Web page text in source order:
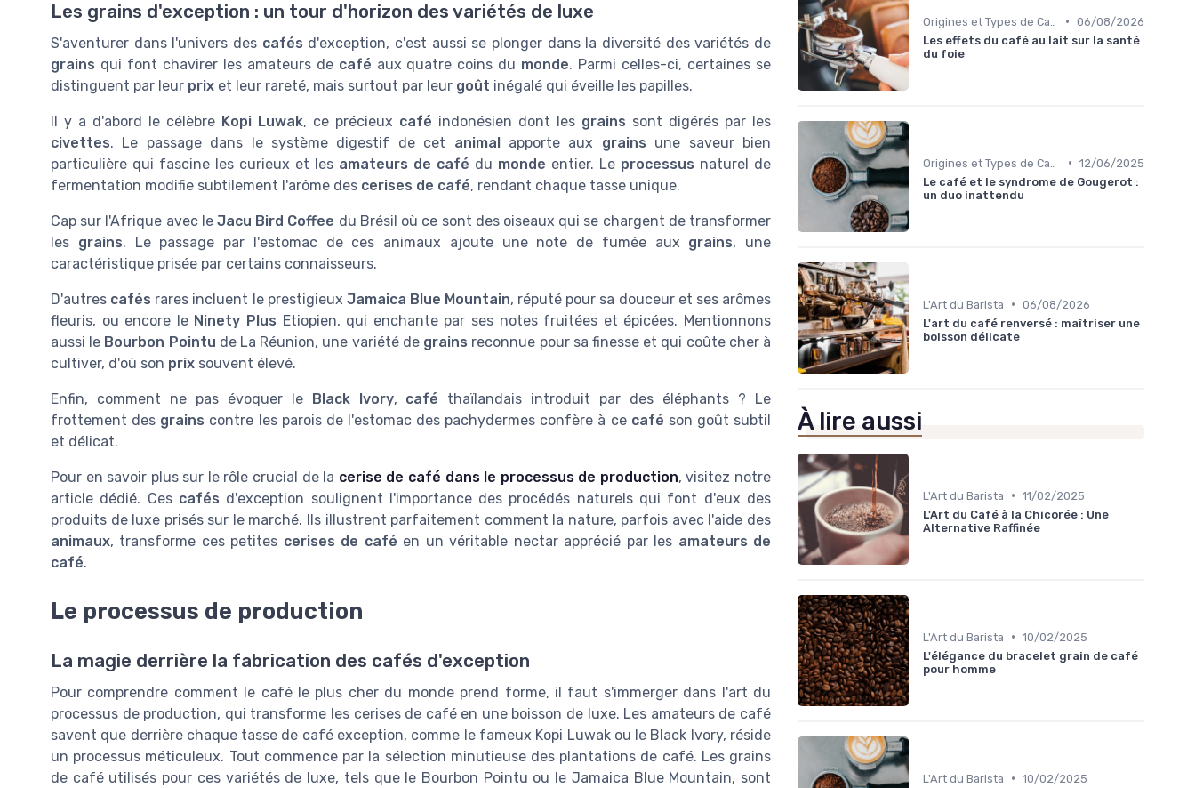
Les grains d'exception : un tour d'horizon des variétés de luxe
S'aventurer dans l'univers des cafés d'exception, c'est aussi se plonger dans la diversité des variétés de
grains qui font chavirer les amateurs de café aux quatre coins du monde. Parmi celles-ci, certaines se
distinguent par leur prix et leur rareté, mais surtout par leur goût inégalé qui éveille les papilles.
Il y a d'abord le célèbre Kopi Luwak, ce précieux café indonésien dont les grains sont digérés par les
civettes. Le passage dans le système digestif de cet animal apporte aux grains une saveur bien
particulière qui fascine les curieux et les amateurs de café du monde entier. Le processus naturel de
fermentation modifie subtilement l'arôme des cerises de café, rendant chaque tasse unique.
Cap sur l'Afrique avec leJacu Bird Coffee du Brésil où ce sont des oiseaux qui se chargent de transformer
les grains. Le passage par l'estomac de ces animaux ajoute une note de fumée aux grains, une
caractéristique prisée par certains connaisseurs.
D'autres cafés rares incluent le prestigieux Jamaica Blue Mountain, réputé pour sa douceur et ses arômes
fleuris, ou encore le Ninety Plus Etiopien, qui enchante par ses notes fruitées et épicées. Mentionnons
aussi le Bourbon Pointu de La Réunion, une variété de grains reconnue pour sa finesse et qui coûte cher à
cultiver, d'où son prix souvent élevé.
Enfin, comment ne pas évoquer le Black Ivory, café thaïlandais introduit par des éléphants ? Le
frottement des grains contre les parois de l'estomac des pachydermes confère à ce café son goût subtil
et délicat.
Pour en savoir plus sur le rôle crucial de la cerise de café dans le processus de production, visitez notre
article dédié. Ces cafés d'exception soulignent l'importance des procédés naturels qui font d'eux des
produits de luxe prisés sur le marché. Ils illustrent parfaitement comment la nature, parfois avec l'aide des
animaux, transforme ces petites cerises de café en un véritable nectar apprécié par les amateurs de
café.
Le processus de production
La magie derrière la fabrication des cafés d'exception
Pour comprendre comment le café le plus cher du monde prend forme, il faut s'immerger dans l'art du
processus de production, qui transforme les cerises de café en une boisson de luxe. Les amateurs de café
savent que derrière chaque tasse de café exception, comme le fameux Kopi Luwak ou le Black Ivory, réside
un processus méticuleux. Tout commence par la sélection minutieuse des plantations de café. Les grains
de café utilisés pour ces variétés de luxe, tels que le Bourbon Pointu ou le Jamaica Blue Mountain, sont
• 06/08/2026
Les effets du café au lait sur la santé
du foie
• 12/06/2025
Le café et le syndrome de Gougerot :
un duo inattendu
L'Art du Barista • 06/08/2026
L'art du café renversé : maîtriser une
boisson délicate
À lire aussi
L'Art du Barista • 11/02/2025
L'Art du Café à la Chicorée : Une
Alternative Raffinée
L'Art du Barista • 10/02/2025
L'élégance du bracelet grain de café
pour homme
L'Art du Barista • 10/02/2025